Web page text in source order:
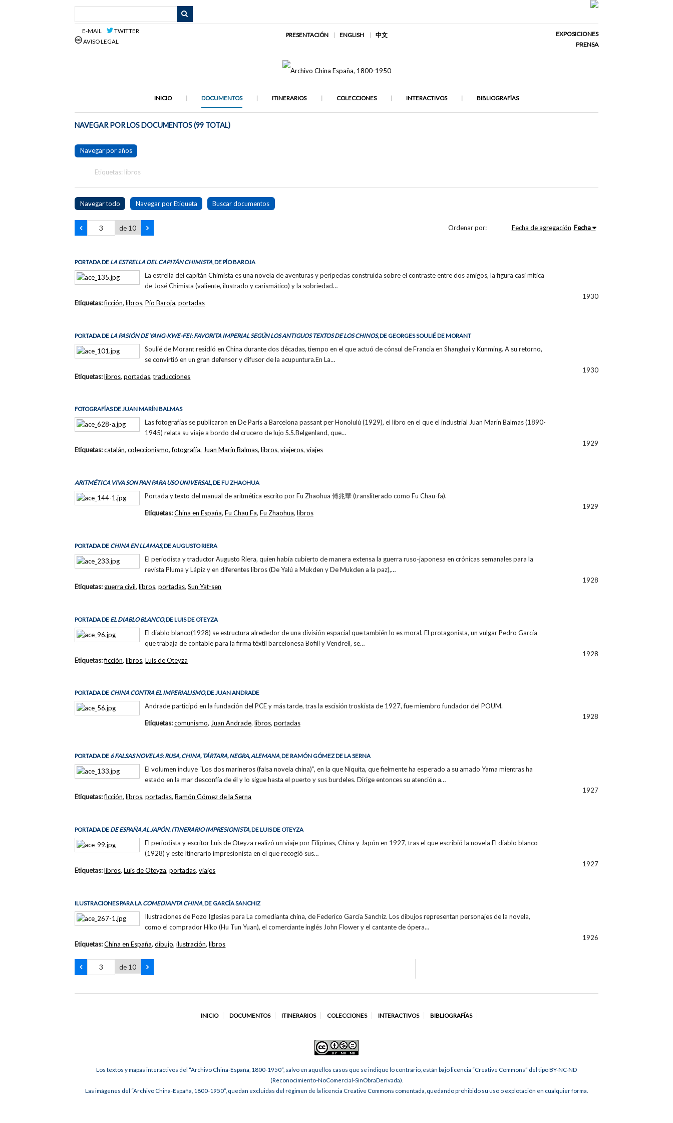
E-MAIL
TWITTER
AVISO LEGAL
PRESENTACIÓN ENGLISH 中文
EXPOSICIONES
PRENSA
INICIO DOCUMENTOS ITINERARIOS COLECCIONES INTERACTIVOS BIBLIOGRAFÍAS
NAVEGAR POR LOS DOCUMENTOS (99 TOTAL)
Navegar por años
Etiquetas: libros
Navegar todo Navegar por Etiqueta Buscar documentos
de 10 Ordenar por: Fecha de agregación Fecha
PORTADA DE LA ESTRELLA DEL CAPITÁN CHIMISTA, DE PÍO BAROJA
La estrella del capitán Chimista es una novela de aventuras y peripecias construída sobre el contraste entre dos amigos, la figura casi mítica
de José Chimista (valiente, ilustrado y carismático) y la sobriedad…
1930
Etiquetas:ficción,libros,Pío Baroja,portadas
PORTADA DE LA PASIÓN DE YANG-KWE-FEI: FAVORITA IMPERIAL SEGÚN LOS ANTIGUOS TEXTOS DE LOS CHINOS, DE GEORGES SOULIÉ DE MORANT
Soulié de Morant residió en China durante dos décadas, tiempo en el que actuó de cónsul de Francia en Shanghai y Kunming. A su retorno,
se convirtió en un gran defensor y difusor de la acupuntura.En La…
1930
Etiquetas:libros,portadas,traducciones
FOTOGRAFÍAS DE JUAN MARÍN BALMAS
Las fotografías se publicaron en De París a Barcelona passant per Honolulú (1929), el libro en el que el industrial Juan Marín Balmas (1890-
1945) relata su viaje a bordo del crucero de lujo S.S.Belgenland, que…
1929
Etiquetas:catalán,coleccionismo,fotografía, Juan Marín Balmas,libros,viajeros,viajes
ARITMÉTICA VIVA SON PAN PARA USO UNIVERSAL, DE FU ZHAOHUA
Portada y texto del manual de aritmética escrito por Fu Zhaohua 傅兆華 (transliterado como Fu Chau-fa).
1929
Etiquetas:China en España, Fu Chau Fa, Fu Zhaohua, libros
PORTADA DE CHINA EN LLAMAS, DE AUGUSTO RIERA
El periodista y traductor Augusto Riera, quien había cubierto de manera extensa la guerra ruso-japonesa en crónicas semanales para la
revista Pluma y Lápiz y en diferentes libros (De Yalú a Mukden y De Mukden a la paz),…
1928
Etiquetas: guerra civil,libros,portadas,Sun Yat-sen
PORTADA DE EL DIABLO BLANCO, DE LUIS DE OTEYZA
El diablo blanco(1928) se estructura alrededor de una división espacial que también lo es moral. El protagonista, un vulgar Pedro García
que trabaja de contable para la firma téxtil barcelonesa Bofill y Vendrell, se…
1928
Etiquetas:ficción,libros,Luis de Oteyza
PORTADA DE CHINA CONTRA EL IMPERIALISMO, DE JUAN ANDRADE
Andrade participó en la fundación del PCE y más tarde, tras la escisión troskista de 1927, fue miembro fundador del POUM.
1928
Etiquetas:comunismo, Juan Andrade, libros, portadas
PORTADA DE 6 FALSAS NOVELAS: RUSA, CHINA, TÁRTARA, NEGRA, ALEMANA, DE RAMÓN GÓMEZ DE LA SERNA
El volumen incluye “Los dos marineros (falsa novela china)”, en la que Niquita, que fielmente ha esperado a su amado Yama mientras ha
estado en la mar desconfía de él y lo sigue hasta el puerto y sus burdeles. Dirige entonces su atención a…
1927
Etiquetas:ficción,libros,portadas,Ramón Gómez de la Serna
PORTADA DE DE ESPAÑA AL JAPÓN. ITINERARIO IMPRESIONISTA, DE LUIS DE OTEYZA
El periodista y escritor Luis de Oteyza realizó un viaje por Filipinas, China y Japón en 1927, tras el que escribió la novela El diablo blanco
(1928) y este Itinerario impresionista en el que recogió sus…
1927
Etiquetas:libros,Luis de Oteyza,portadas,viajes
ILUSTRACIONES PARA LA COMEDIANTA CHINA, DE GARCÍA SANCHIZ
Ilustraciones de Pozo Iglesias para La comedianta china, de Federico García Sanchiz. Los dibujos representan personajes de la novela,
como el comprador Hiko (Hu Tun Yuan), el comerciante inglés John Flower y el cantante de ópera…
1926
Etiquetas:China en España,dibujo,ilustración,libros
de 10
INICIO DOCUMENTOS ITINERARIOS COLECCIONES INTERACTIVOS BIBLIOGRAFÍAS
Los textos y mapas interactivos del “Archivo China-España, 1800-1950”, salvo en aquellos casos que se indique lo contrario, están bajo licencia “Creative Commons” del tipo BY-NC-ND
(Reconocimiento-NoComercial-SinObraDerivada).
Las imágenes del “Archivo China-España, 1800-1950”, quedan excluidas del régimen de la licencia Creative Commons comentada, quedando prohibido su uso o explotación en cualquier forma.